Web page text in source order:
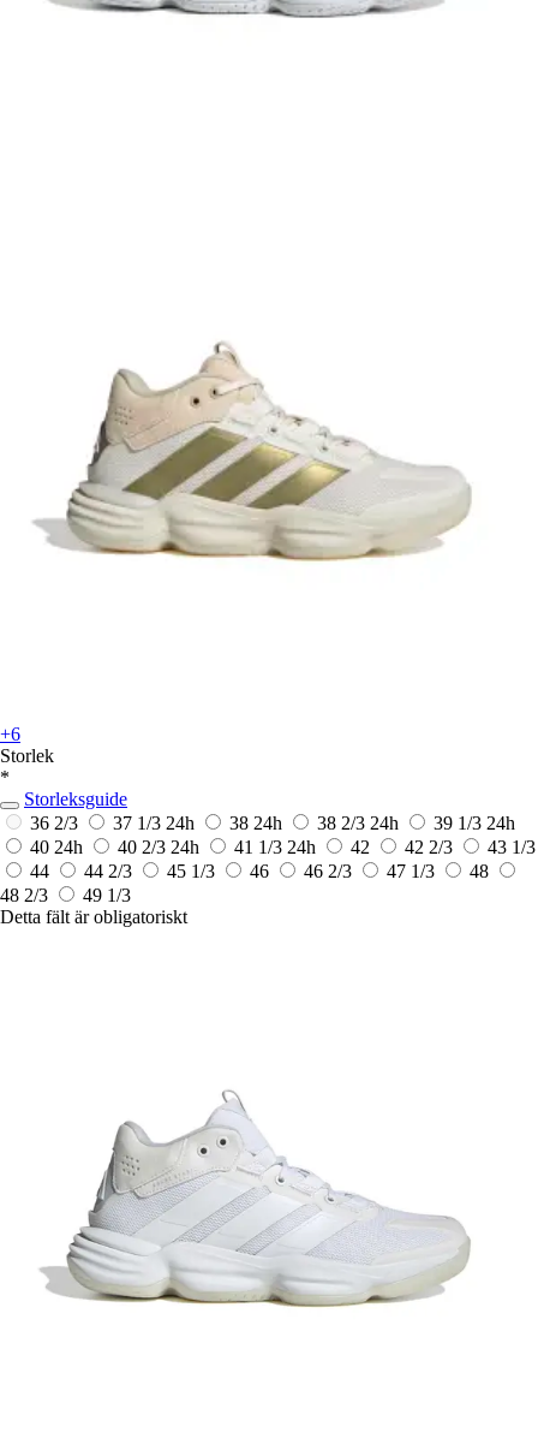
+6
Storlek
*
Storleksguide
36 2/3
37 1/3 24h 38 24h 38 2/3 24h 39 1/3 24h
40 24h 40 2/3 24h 41 1/3 24h 42 42 2/3
43 1/3
44
44 2/3 45 1/3 46 46 2/3 47 1/3
48
48 2/3
49 1/3
Detta fält är obligatoriskt